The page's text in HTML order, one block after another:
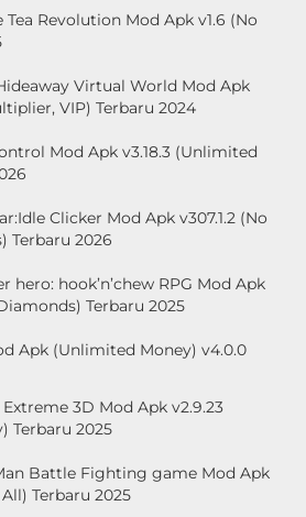
Revolution Mod Apk v1.6 (No
Virtual World Mod Apk
VIP) Terbaru 2024
Mod Apk v3.18.3 (Unlimited
Clicker Mod Apk v307.1.2 (No
Terbaru 2026
hero: hook’n’chew RPG Mod Apk
Terbaru 2025
Apk (Unlimited Money) v4.0.0
3D Mod Apk v2.9.23
Terbaru 2025
Battle Fighting game Mod Apk
Terbaru 2025